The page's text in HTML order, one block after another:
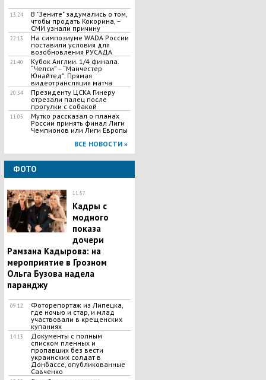
13:24
В "Зените" задумались о том,
чтобы продать Кокорина, –
СМИ узнали причину
22:13
На симпозиуме WADA России
поставили условия для
возобновления РУСАДА
21:40
Кубок Англии. 1/4 финала.
“Челси” – “Манчестер
Юнайтед”. Прямая
видеотрансляция матча
20:54
Президенту ЦСКА Гинеру
отрезали палец после
прогулки с собакой
11:05
Мутко рассказал о планах
России принять финал Лиги
Чемпионов или Лиги Европы
ВСЕ НОВОСТИ »
ФОТО
11:57
Кадры с
модного
показа
дочери
Рамзана Кадырова: на
мероприятие в Грозном
Ольга Бузова надела
паранджу
09:12
Фоторепортаж из Липецка,
где ночью и стар, и млад
участвовали в крещенских
купаниях
14:13
Документы с полным
списком пленных и
пропавших без вести
украинских солдат в
Донбассе, опубликованные
Савченко